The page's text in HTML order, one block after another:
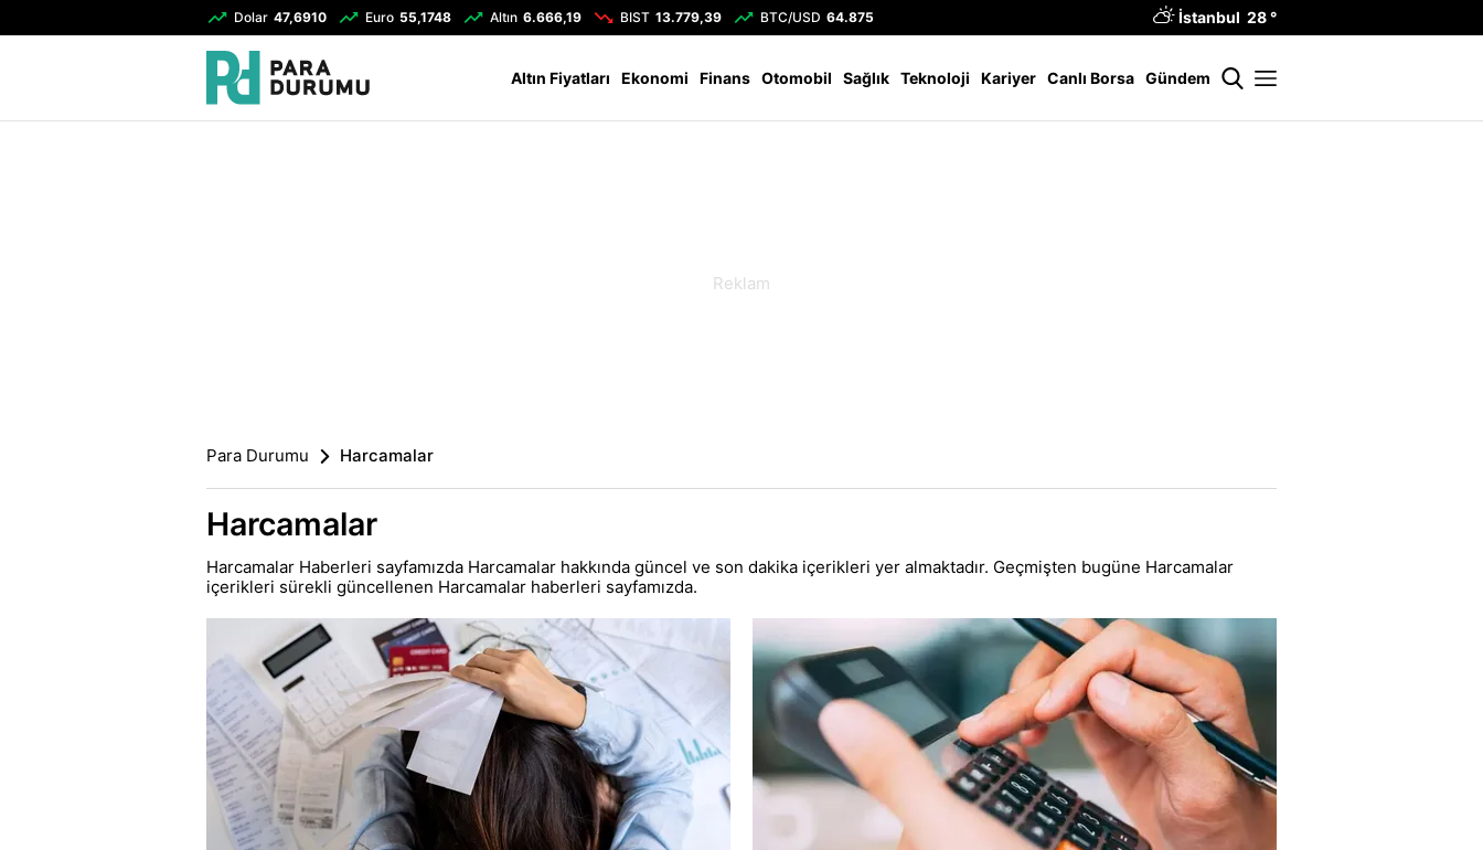
Dolar 47,6910 Euro 55,1748 Altın 6.666,19 BIST 13.779,39 BTC/USD 64.875 İstanbul 28 °
Altın Fiyatları Ekonomi Finans Otomobil Sağlık Teknoloji Kariyer Canlı Borsa Gündem
Para Durumu Harcamalar
Harcamalar
Harcamalar Haberleri sayfamızda Harcamalar hakkında güncel ve son dakika içerikleri yer almaktadır. Geçmişten bugüne Harcamalar
içerikleri sürekli güncellenen Harcamalar haberleri sayfamızda.